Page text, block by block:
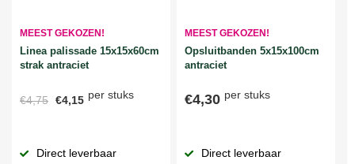
MEEST GEKOZEN!
Linea palissade 15x15x60cm
strak antraciet
€4,75 €4,15 per stuks
Direct leverbaar
MEEST GEKOZEN!
Opsluitbanden 5x15x100cm
antraciet
€4,30 per stuks
Direct leverbaar